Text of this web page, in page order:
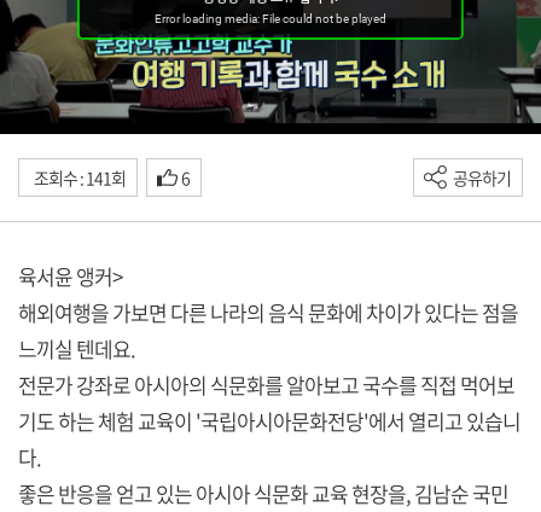
조회수 : 141회 6 공유하기
육서윤 앵커>
해외여행을 가보면 다른 나라의 음식 문화에 차이가 있다는 점을
느끼실 텐데요.
전문가 강좌로 아시아의 식문화를 알아보고 국수를 직접 먹어보
기도 하는 체험 교육이 '국립아시아문화전당'에서 열리고 있습니
다.
좋은 반응을 얻고 있는 아시아 식문화 교육 현장을, 김남순 국민